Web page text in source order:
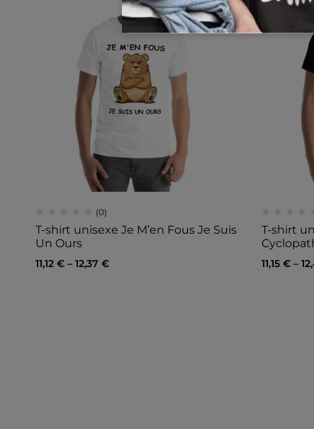
(0)
T-shirt unisexe Je M’en Fous Je Suis
Un Ours
11,12 € – 12,37 €
T-shirt
11,15 €–